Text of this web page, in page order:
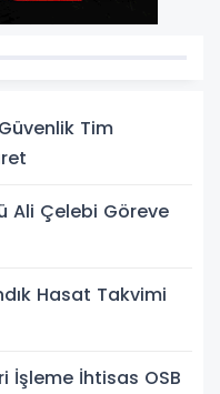
Tim
Ali Çelebi Göreve
Hasat Takvimi
İşleme İhtisas OSB